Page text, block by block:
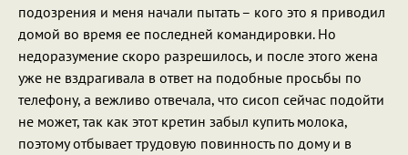
подозрения и меня начали пытать – кого это я приводил
домой во время ее последней командировки. Но
недоразумение скоро разрешилось, и после этого жена
уже не вздрагивала в ответ на подобные просьбы по
телефону, а вежливо отвечала, что сисоп сейчас подойти
не может, так как этот кретин забыл купить молока,
поэтому отбывает трудовую повинность по дому и в